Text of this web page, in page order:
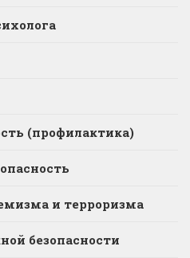
(профилактика)
и терроризма
безопасности